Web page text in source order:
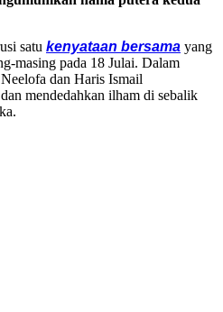
satu kenyataan bersama yang
masing pada 18 Julai. Dalam
dan Haris Ismail
mendedahkan ilham di sebalik